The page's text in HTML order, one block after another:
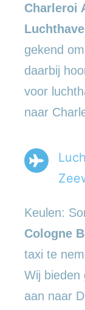
Charleroi
gekend
daarbij
voor
naar
Keulen:
Cologne
taxi te
Wij bieden
aan naar